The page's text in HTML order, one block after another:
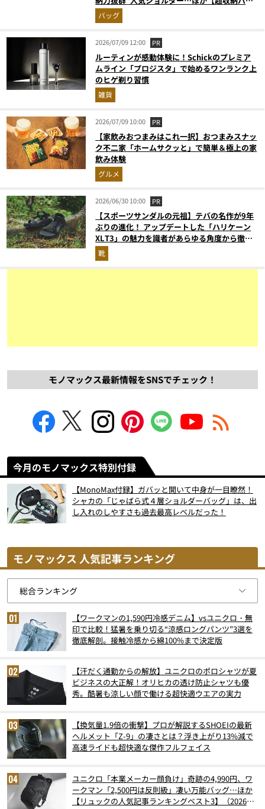
グの人気記事ランキングベスト3】（2026年6
月版）
バッグ
2026/07/09 12:00 PR
ルーティンが感動体験に！Schickのプレミア
ムライン「プロジスタ」で始めるワンランク上
のヒゲ剃り習慣
雑貨
2026/07/09 10:00 PR
【家飲みおつまみはこれ一択】おつまみスナッ
ク不二家「ホームサクッと」で簡単＆極上の家
飲み体験
グルメ
2026/06/30 10:00 PR
【スポーツサンダルの元祖】テバの名作が9年
ぶりの進化！ アップデートした「ハリケーン
XLT3」の魅力を識者があらゆる角度から徹底
解説！
靴
モノマックス最新情報をSNSでチェック！
今月のモノマックス特別付録
【MonoMax付録】ガバッと開いて中身が一目瞭然！
シャカの「じゃばら式４層ショルダーバッグ」は、出
し入れのしやすさも過去最高レベルだった！
モノマックス 人気記事ランキング
【ワークマンの1,590円冷感デニム】vsユニクロ・無
印で比較！猛暑を乗り切る“涼感ロングパンツ”3選を
徹底解剖。接触冷感から綿100%まで決定版
【汗だく通勤からの解放】ユニクロのポロシャツが夏
ビジネスの大正解！オリヒカの透け防止シャツも優
秀。酷暑も涼しい顔で働ける超快適ウエアの実力
【換気量1.9倍の衝撃】プロが解説するSHOEIの最新
ヘルメット「Z-9」の凄さとは？浮き上がり13%減で
高速ライドも超快適な傑作フルフェイス
ユニクロ「本業メーカー顔負け」奇跡の4,990円、ワ
ークマン「2,500円は反則級」凄い万能バッグ…ほか
【リュックの人気記事ランキングベスト3】（2026年